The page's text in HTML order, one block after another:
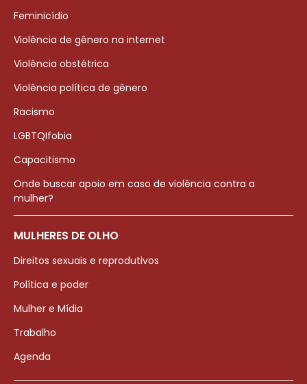
Feminicídio
Violência de gênero na internet
Violência obstétrica
Violência política de gênero
Racismo
LGBTQIfobia
Capacitismo
Onde buscar apoio em caso de violência contra a
mulher?
MULHERES DE OLHO
Direitos sexuais e reprodutivos
Política e poder
Mulher e Mídia
Trabalho
Agenda